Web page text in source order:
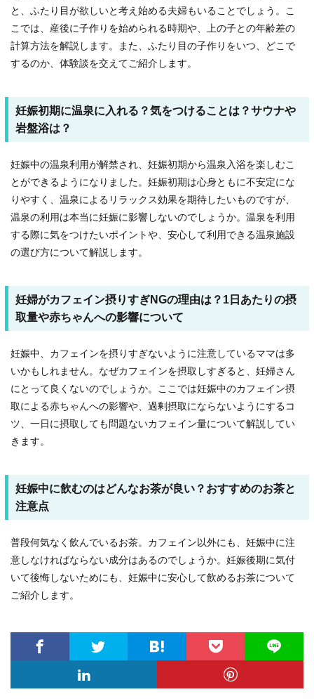
と、ふたり目が欲しいと考え始める夫婦もいることでしょう。こ
こでは、産後に子作りを始められる時期や、上の子との年齢差の
計算方法を解説します。また、ふたり目の子作りをいつ、どこで
するのか、体験談を交えてご紹介します。
妊娠初期に温泉に入れる？気をつけることは？サウナや
岩盤浴は？
妊娠中の温泉利用が解禁され、妊娠初期から温泉入浴を楽しむこ
とができるようになりました。妊娠初期は心身ともに不安定にな
りやすく、温泉によるリラックス効果を期待したいものですが、
温泉の利用は本当に妊娠に影響しないのでしょうか。温泉を利用
する際に気をつけたいポイントや、安心して利用できる温泉施設
の選び方について解説します。
妊婦がカフェイン摂りすぎNGの理由は？1日あたりの摂
取量や赤ちゃんへの影響について
妊娠中、カフェインを摂りすぎないように注意しているママは多
いかもしれません。なぜカフェインを摂取しすぎると、妊婦さん
にとって良くないのでしょうか。ここでは妊娠中のカフェイン摂
取による赤ちゃんへの影響や、過剰摂取にならないようにするコ
ツ、一日に摂取しても問題ないカフェイン量について解説してい
きます。
妊娠中に飲むのはどんなお茶が良い？おすすめのお茶と
注意点
普段何気なく飲んでいるお茶。カフェイン以外にも、妊娠中に注
意しなければならない成分はあるのでしょうか。妊娠後期に気付
いて後悔しないためにも、妊娠中に安心して飲めるお茶について
ご紹介します。